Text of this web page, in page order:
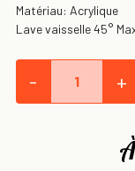
Matériau: Acrylique
Lave vaisselle 45°
- +